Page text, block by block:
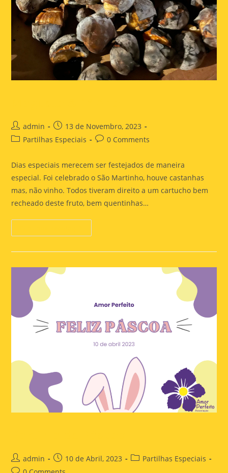
admin
13 de Novembro, 2023
Partilhas Especiais
0 Comments
Dias especiais merecem ser festejados de maneira
especial. Foi celebrado o São Martinho, houve castanhas
mas, não vinho. Todos tiveram direito a um cartucho bem
recheado deste fruto, bem quentinhas…
admin 10 de Abril, 2023
Partilhas Especiais